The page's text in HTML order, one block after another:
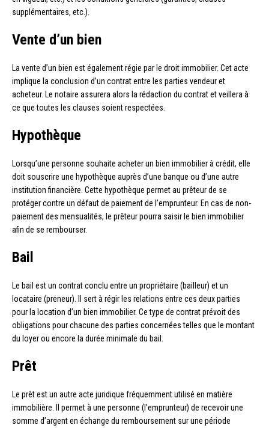
supplémentaires, etc.).
Vente d’un bien
La vente d’un bien est également régie par le droit immobilier. Cet acte
implique la conclusion d’un contrat entre les parties vendeur et
acheteur. Le notaire assurera alors la rédaction du contrat et veillera à
ce que toutes les clauses soient respectées.
Hypothèque
Lorsqu’une personne souhaite acheter un bien immobilier à crédit, elle
doit souscrire une hypothèque auprès d’une banque ou d’une autre
institution financière. Cette hypothèque permet au prêteur de se
protéger contre un défaut de paiement de l’emprunteur. En cas de non-
paiement des mensualités, le prêteur pourra saisir le bien immobilier
afin de se rembourser.
Bail
Le bail est un contrat conclu entre un propriétaire (bailleur) et un
locataire (preneur). Il sert à régir les relations entre ces deux parties
pour la location d’un bien immobilier. Ce type de contrat prévoit des
obligations pour chacune des parties concernées telles que le montant
du loyer ou encore la durée minimale du bail.
Prêt
Le prêt est un autre acte juridique fréquemment utilisé en matière
immobilière. Il permet à une personne (l’emprunteur) de recevoir une
somme d’argent en échange du remboursement sur une période